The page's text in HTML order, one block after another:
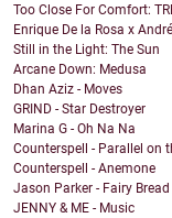
Too Close For Comfort:
Enrique De la Rosa x
Still in the Light: The Sun
Arcane Down: Medusa
Dhan Aziz - Moves
GRIND - Star Destroyer
Marina G - Oh Na Na
Counterspell - Parallel on
Counterspell - Anemone
Jason Parker - Fairy Bread
JENNY & ME - Music